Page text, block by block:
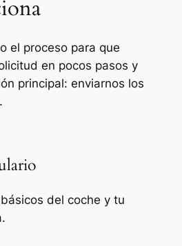
el proceso para que
en pocos pasos y
principal: enviarnos los
del coche y tu